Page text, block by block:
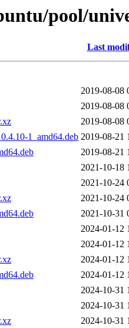
pool/
Last
2019-08-08
2019-08-08
2019-08-08
1_amd64.deb 2019-08-21
2019-08-21
2021-10-18
2021-10-24
2021-10-24
2021-10-31
2024-01-12
2024-01-12
2024-01-12
2024-01-12
2024-10-31
2024-10-31
2024-10-31